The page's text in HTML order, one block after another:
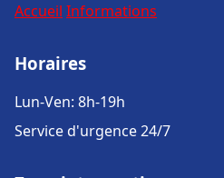
Accueil Informations
Horaires
Lun-Ven: 8h-19h
Service d'urgence 24/7